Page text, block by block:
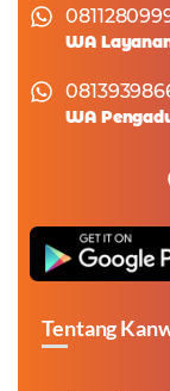
WA
WA
Tentang